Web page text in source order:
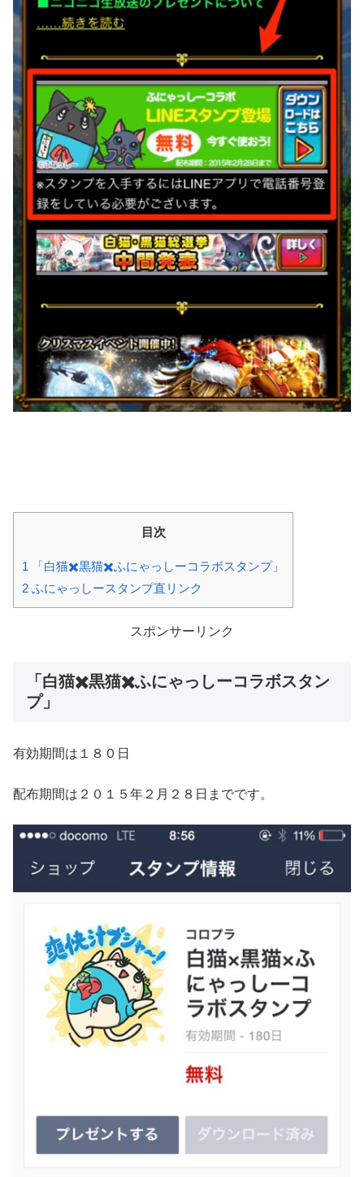
目次
1 「白猫✖️黒猫✖️ふにゃっしーコラボスタンプ」
2 ふにゃっしースタンプ直リンク
スポンサーリンク
「白猫✖️黒猫✖️ふにゃっしーコラボスタン
プ」
有効期間は１８０日
配布期間は２０１５年２月２８日までです。